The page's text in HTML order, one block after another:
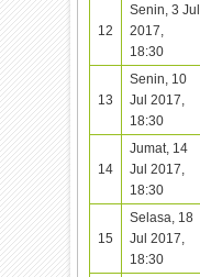
12
Senin, 3 Jul
2017,
18:30
13
Senin, 10
Jul 2017,
18:30
14
Jumat, 14
Jul 2017,
18:30
15
Selasa, 18
Jul 2017,
18:30